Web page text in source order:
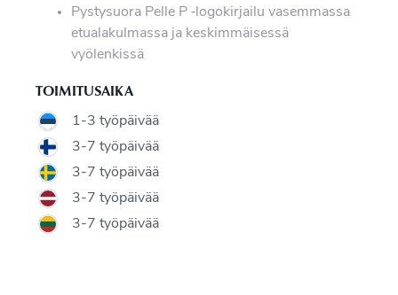
Pystysuora Pelle P ‑logokirjailu vasemmassa
etualakulmassa ja keskimmäisessä
vyölenkissä
TOIMITUSAIKA
1-3 työpäivää
3-7 työpäivää
3-7 työpäivää
3-7 työpäivää
3-7 työpäivää